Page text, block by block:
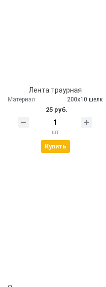
Лента траурная
Материал 200х10 шелк
25 руб.
шт
Купить